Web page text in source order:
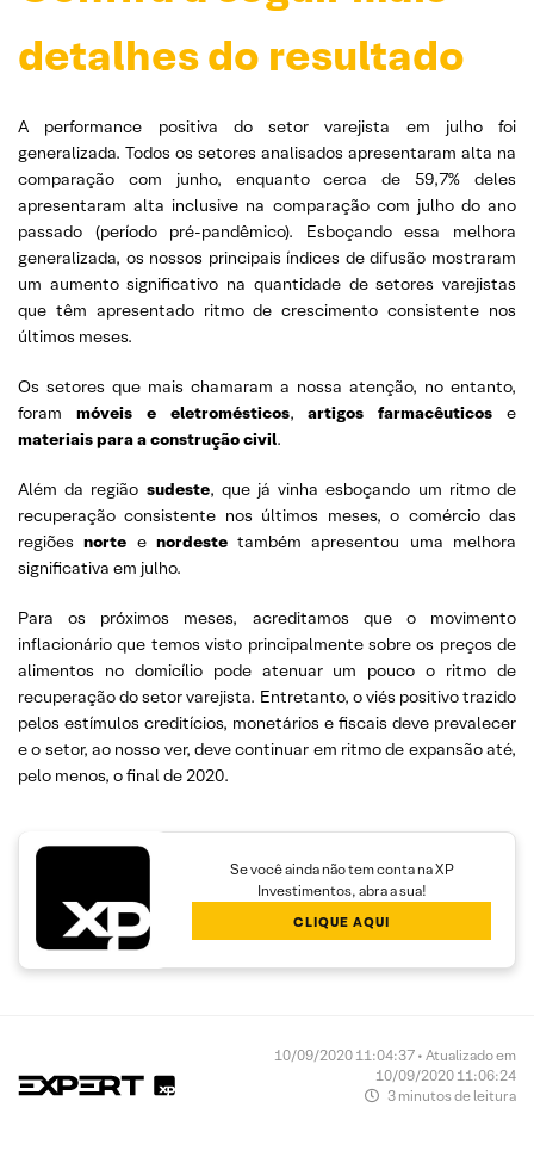
detalhes do resultado
A performance positiva do setor varejista em julho foi
generalizada. Todos os setores analisados apresentaram alta na
comparação com junho, enquanto cerca de 59,7% deles
apresentaram alta inclusive na comparação com julho do ano
passado (período pré-pandêmico). Esboçando essa melhora
generalizada, os nossos principais índices de difusão mostraram
um aumento significativo na quantidade de setores varejistas
que têm apresentado ritmo de crescimento consistente nos
últimos meses.
Os setores que mais chamaram a nossa atenção, no entanto,
foram móveis e eletromésticos,artigos farmacêuticos e
materiais para a construção civil.
Além da região sudeste, que já vinha esboçando um ritmo de
recuperação consistente nos últimos meses, o comércio das
regiõesnorte e nordestetambém apresentou uma melhora
significativa em julho.
Para os próximos meses, acreditamos que o movimento
inflacionário que temos visto principalmente sobre os preços de
alimentos no domicílio pode atenuar um pouco o ritmo de
recuperação do setor varejista. Entretanto, o viés positivo trazido
pelos estímulos creditícios, monetários e fiscais deve prevalecer
e o setor, ao nosso ver, deve continuar em ritmo de expansão até,
pelo menos, o final de 2020.
Se você ainda não tem conta na XP
Investimentos, abra a sua!
CLIQUE AQUI
10/09/2020 11:04:37 • Atualizado em
10/09/2020 11:06:24
3 minutos de leitura